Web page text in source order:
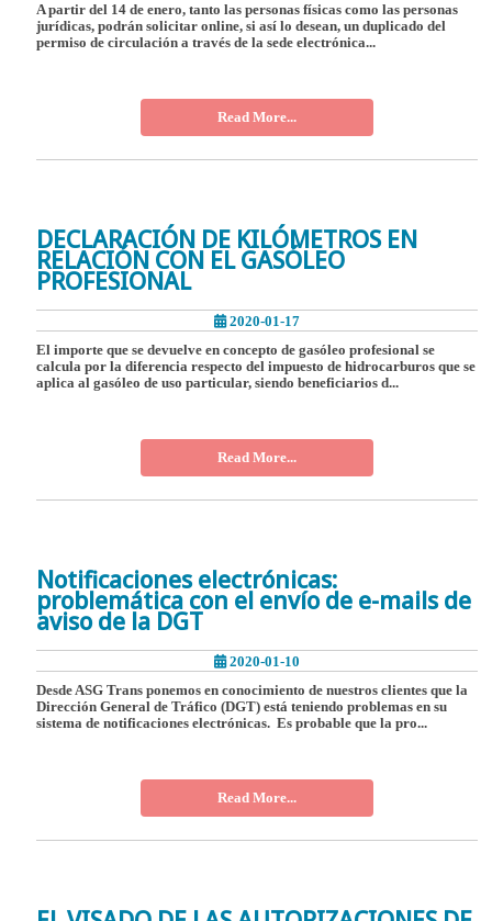
A partir del 14 de enero, tanto las personas físicas como las personas
jurídicas, podrán solicitar online, si así lo desean, un duplicado del
permiso de circulación a través de la sede electrónica...
Read More...
DECLARACIÓN DE KILÓMETROS EN
RELACIÓN CON EL GASÓLEO
PROFESIONAL
2020-01-17
El importe que se devuelve en concepto de gasóleo profesional se
calcula por la diferencia respecto del impuesto de hidrocarburos que se
aplica al gasóleo de uso particular, siendo beneficiarios d...
Read More...
Notificaciones electrónicas:
problemática con el envío de e-mails de
aviso de la DGT
2020-01-10
Desde ASG Trans ponemos en conocimiento de nuestros clientes que la
Dirección General de Tráfico (DGT) está teniendo problemas en su
sistema de notificaciones electrónicas. Es probable que la pro...
Read More...